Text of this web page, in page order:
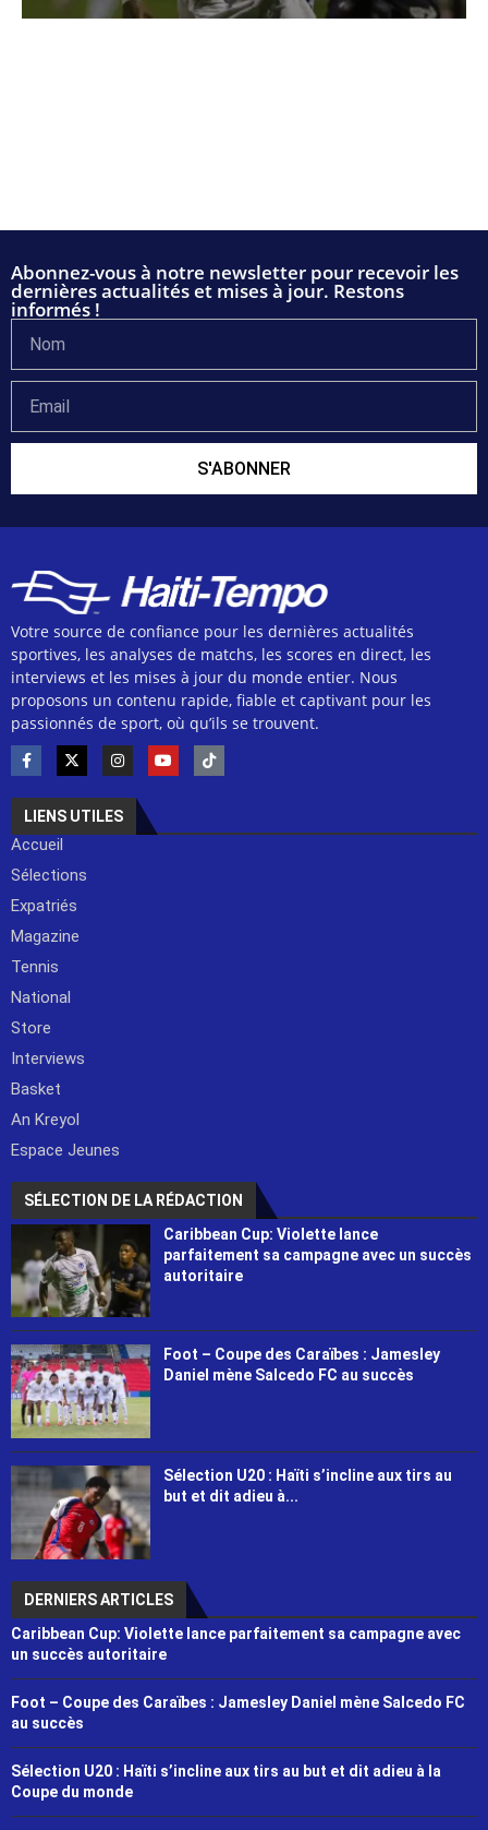
Abonnez-vous à notre newsletter pour recevoir les
dernières actualités et mises à jour. Restons
informés !
S'ABONNER
Votre source de confiance pour les dernières actualités
sportives, les analyses de matchs, les scores en direct, les
interviews et les mises à jour du monde entier. Nous
proposons un contenu rapide, fiable et captivant pour les
passionnés de sport, où qu’ils se trouvent.
LIENS UTILES
Accueil
Sélections
Expatriés
Magazine
Tennis
National
Store
Interviews
Basket
An Kreyol
Espace Jeunes
SÉLECTION DE LA RÉDACTION
Caribbean Cup: Violette lance
parfaitement sa campagne avec un succès
autoritaire
Foot – Coupe des Caraïbes : Jamesley
Daniel mène Salcedo FC au succès
Sélection U20 : Haïti s’incline aux tirs au
but et dit adieu à...
DERNIERS ARTICLES
Caribbean Cup: Violette lance parfaitement sa campagne avec
un succès autoritaire
Foot – Coupe des Caraïbes : Jamesley Daniel mène Salcedo FC
au succès
Sélection U20 : Haïti s’incline aux tirs au but et dit adieu à la
Coupe du monde